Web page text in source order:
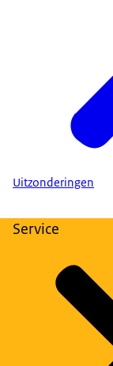
Uitzonderingen
Service